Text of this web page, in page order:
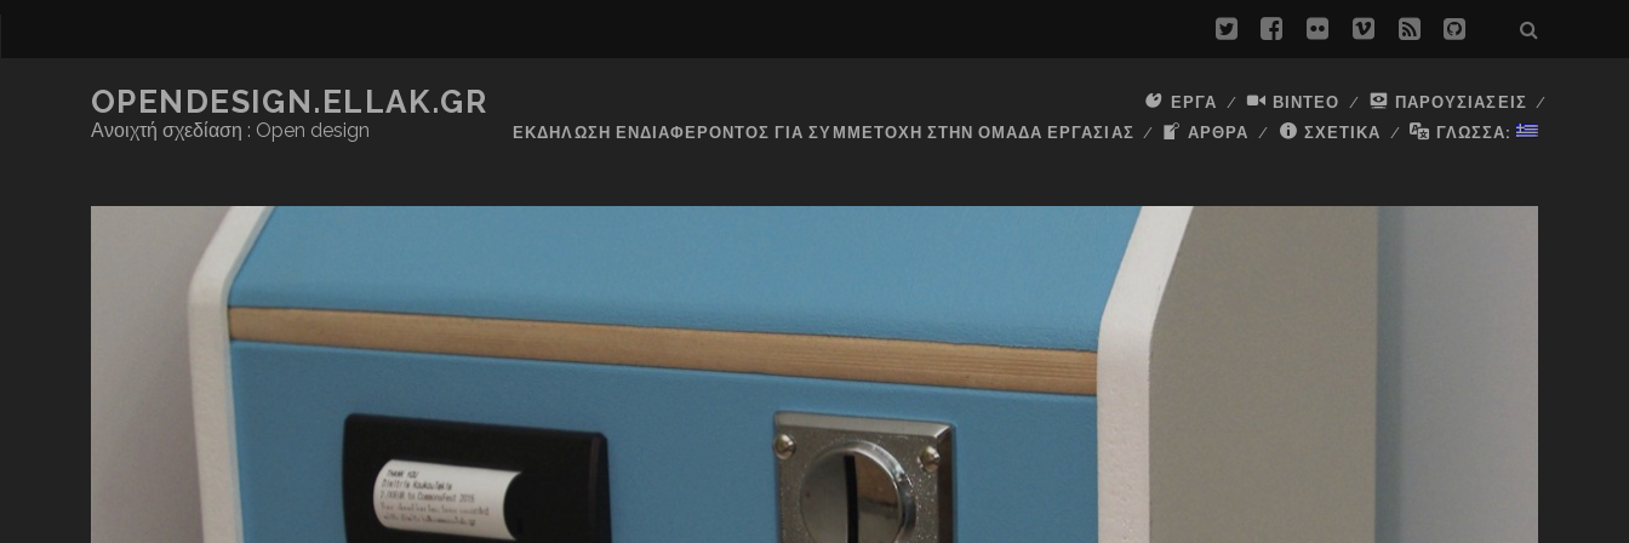
twitterfacebook
flickrvimeo
rss github
OPENDESIGN.ELLAK.GR
Ανοιχτή σχεδίαση : Open design
ΈΡΓΑ ΒΊΝΤΕΟ
ΠΑΡΟΥΣΙΆΣΕΙΣ
ΕΚΔΉΛΩΣΗ ΕΝΔΙΑΦΈΡΟΝΤΟΣ ΓΙΑ ΣΥΜΜΕΤΟΧΉ ΣΤΗΝ ΟΜΆΔΑ ΕΡΓΑΣΊΑΣ
ΆΡΘΡΑ ΣΧΕΤΙΚΆ ΓΛΏΣΣΑ: